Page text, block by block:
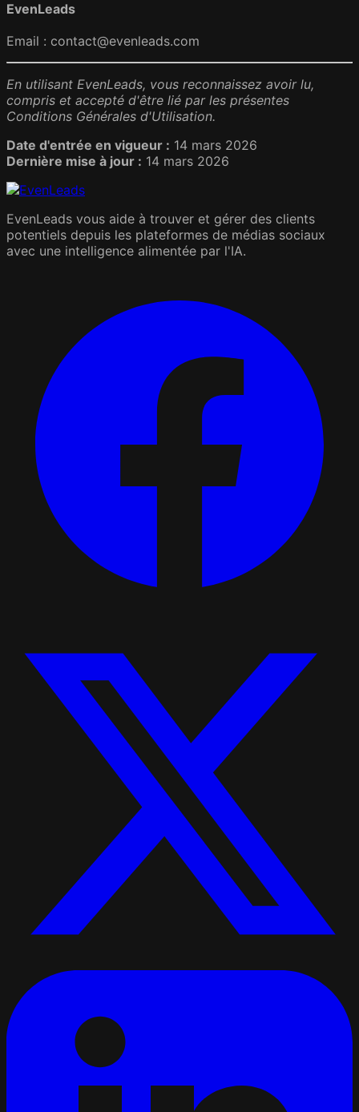
EvenLeads
Email : contact@evenleads.com
En utilisant EvenLeads, vous reconnaissez avoir lu,
compris et accepté d'être lié par les présentes
Conditions Générales d'Utilisation.
Date d'entrée en vigueur : 14 mars 2026
Dernière mise à jour : 14 mars 2026
EvenLeads vous aide à trouver et gérer des clients
potentiels depuis les plateformes de médias sociaux
avec une intelligence alimentée par l'IA.